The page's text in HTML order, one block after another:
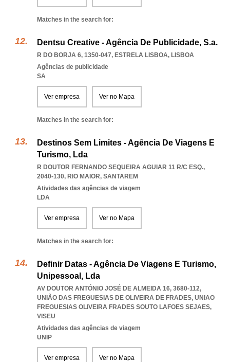
Matches in the search for:
Dentsu Creative - Agência De Publicidade, S.a.
R DO BORJA 6, 1350-047, ESTRELA LISBOA, LISBOA
Agências de publicidade
SA
Ver empresa Ver no Mapa
Matches in the search for:
Destinos Sem Limites - Agência De Viagens E
Turismo, Lda
R DOUTOR FERNANDO SEQUEIRA AGUIAR 11 R/C ESQ.,
2040-130, RIO MAIOR, SANTAREM
Atividades das agências de viagem
LDA
Ver empresa Ver no Mapa
Matches in the search for:
Definir Datas - Agência De Viagens E Turismo,
Unipessoal, Lda
AV DOUTOR ANTÓNIO JOSÉ DE ALMEIDA 16, 3680-112,
UNIÃO DAS FREGUESIAS DE OLIVEIRA DE FRADES, UNIAO
FREGUESIAS OLIVEIRA FRADES SOUTO LAFOES SEJAES,
VISEU
Atividades das agências de viagem
UNIP
Ver empresa Ver no Mapa